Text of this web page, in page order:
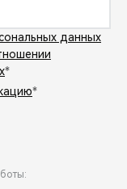
данных
*
*